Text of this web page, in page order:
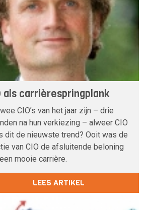
als carrièrespringplank
CIO’s van het jaar zijn – drie
na hun verkiezing – alweer CIO
dit de nieuwste trend? Ooit was de
van CIO de afsluitende beloning
mooie carrière.
LEES ARTIKEL